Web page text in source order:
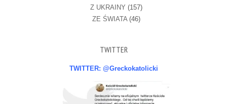
Z UKRAINY (157)
ZE ŚWIATA(46)
TWITTER
TWITTER: @Greckokatolicki